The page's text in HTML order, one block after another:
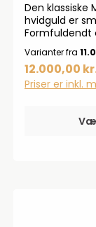
Den klassiske
hvidguld er
Formfuldendt
gør ringen til
udstråler
luksus. Brug
alene eller i
som er
Varianter fra
12.000,00
Priser er inkl.